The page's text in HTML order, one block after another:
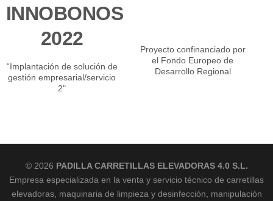
INNOBONOS
2022
“Implantación de solución de
gestión empresarial/servicio
2"
Proyecto confinanciado por
el Fondo Europeo de
Desarrollo Regional
© 2026 PADILLA CARRETILLAS ELEVADORAS 4.0 S.L.
Empresa especializada en la venta y servicio técnico de carretillas
elevadoras, maquinaria de limpieza y desinfección, manipulación